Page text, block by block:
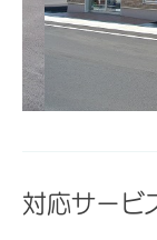
対応サービ